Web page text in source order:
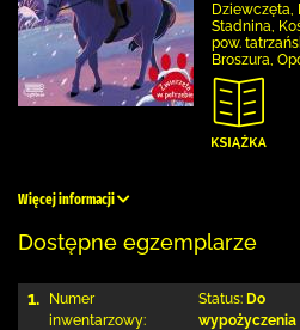
Dziewczęta,
Stadnina,
pow.
Broszura,
Więcej informacji
Dostępne egzemplarze
1.
Numer
inwentarzowy:
Status: Do
wypożyczenia